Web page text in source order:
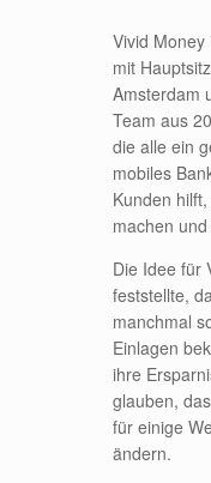
Vivid
mit
Amsterdam
Team aus
die alle ein
mobiles
Kunden
machen
Die Idee für
feststellte,
manchmal
Einlagen
ihre
glauben,
für einige
ändern.